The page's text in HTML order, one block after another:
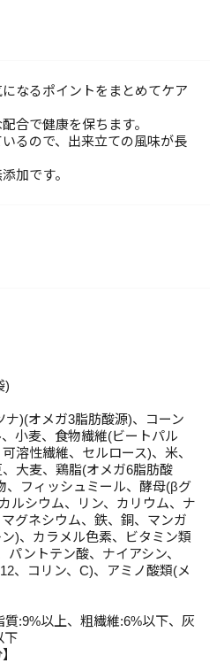
なるポイントをまとめてケア
合で健康を保ちます。
るので、出来立ての風味が長
加です。
)
ナ)(オメガ3脂肪酸源)、コーン
小麦、食物繊維(ビートパル
溶性繊維、セルロース)、米、
大麦、鶏脂(オメガ6脂肪酸
、フィッシュミール、酵母(βグ
ルシウム、リン、カリウム、ナ
グネシウム、鉄、銅、マンガ
)、カラメル色素、ビタミン類
ントテン酸、ナイアシン、
、コリン、C)、アミノ酸類(メ
:9%以上、粗繊維:6%以下、灰
下